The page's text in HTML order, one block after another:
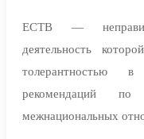
ЕСТВ —
деятельность
толерантностью
рекомендаций
межнациональных